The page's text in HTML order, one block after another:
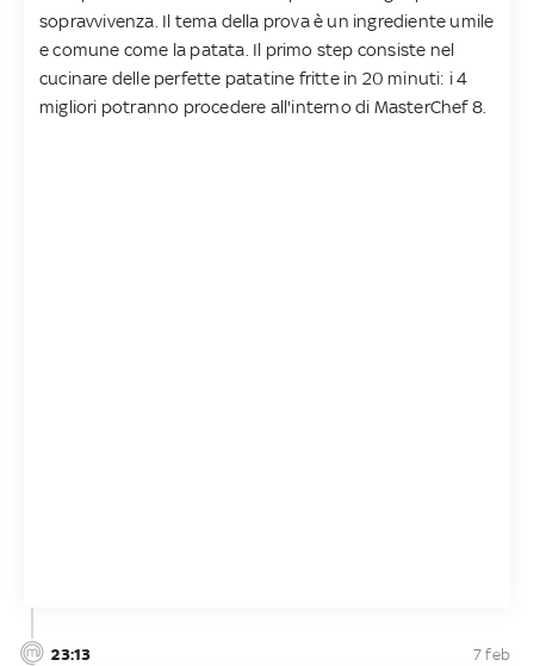
sopravvivenza. Il tema della prova è un ingrediente umile
e comune come la patata. Il primo step consiste nel
cucinare delle perfette patatine fritte in 20 minuti: i 4
migliori potranno procedere all'interno di MasterChef 8.
23:13 7 feb